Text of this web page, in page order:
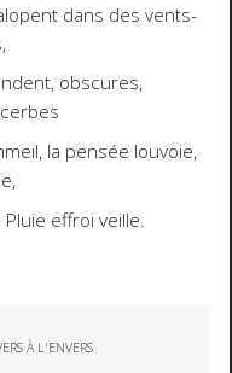
dans des vents-
obscures,
la pensée louvoie,
effroi veille.
À L'ENVERS